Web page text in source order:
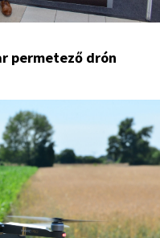
permetező drón